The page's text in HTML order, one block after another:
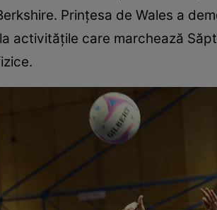
Prințesa de Wales a
activitățile care marchează